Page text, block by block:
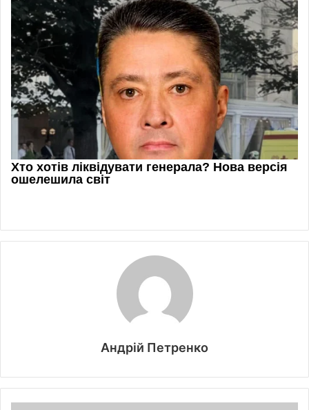
Андрій Петренко